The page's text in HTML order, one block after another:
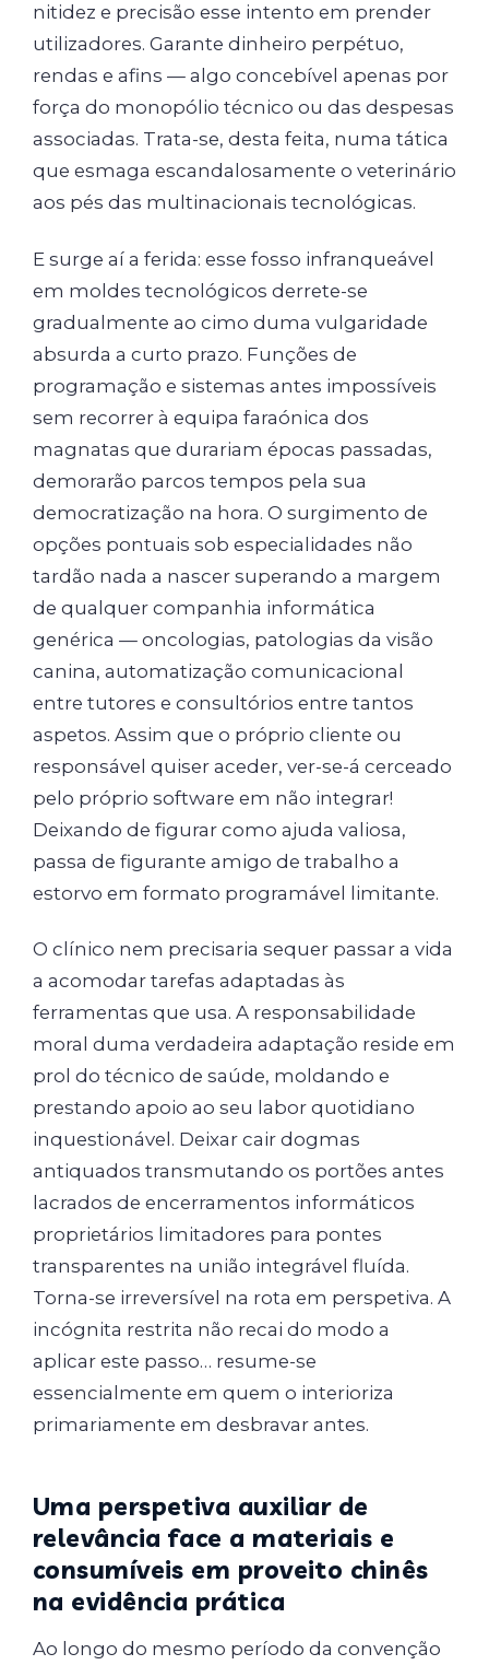
nitidez e precisão esse intento em prender
utilizadores. Garante dinheiro perpétuo,
rendas e afins — algo concebível apenas por
força do monopólio técnico ou das despesas
associadas. Trata-se, desta feita, numa tática
que esmaga escandalosamente o veterinário
aos pés das multinacionais tecnológicas.
E surge aí a ferida: esse fosso infranqueável
em moldes tecnológicos derrete-se
gradualmente ao cimo duma vulgaridade
absurda a curto prazo. Funções de
programação e sistemas antes impossíveis
sem recorrer à equipa faraónica dos
magnatas que durariam épocas passadas,
demorarão parcos tempos pela sua
democratização na hora. O surgimento de
opções pontuais sob especialidades não
tardão nada a nascer superando a margem
de qualquer companhia informática
genérica — oncologias, patologias da visão
canina, automatização comunicacional
entre tutores e consultórios entre tantos
aspetos. Assim que o próprio cliente ou
responsável quiser aceder, ver-se-á cerceado
pelo próprio software em não integrar!
Deixando de figurar como ajuda valiosa,
passa de figurante amigo de trabalho a
estorvo em formato programável limitante.
O clínico nem precisaria sequer passar a vida
a acomodar tarefas adaptadas às
ferramentas que usa. A responsabilidade
moral duma verdadeira adaptação reside em
prol do técnico de saúde, moldando e
prestando apoio ao seu labor quotidiano
inquestionável. Deixar cair dogmas
antiquados transmutando os portões antes
lacrados de encerramentos informáticos
proprietários limitadores para pontes
transparentes na união integrável fluída.
Torna-se irreversível na rota em perspetiva. A
incógnita restrita não recai do modo a
aplicar este passo… resume-se
essencialmente em quem o interioriza
primariamente em desbravar antes.
Uma perspetiva auxiliar de
relevância face a materiais e
consumíveis em proveito chinês
na evidência prática
Ao longo do mesmo período da convenção